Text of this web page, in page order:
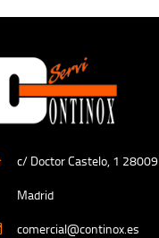
c/ Doctor Castelo, 1 28009
Madrid
comercial@continox.es